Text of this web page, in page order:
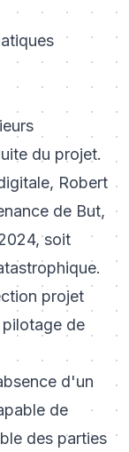
du projet.
Robert
de But,
soit
projet
de
d'un
de
des parties